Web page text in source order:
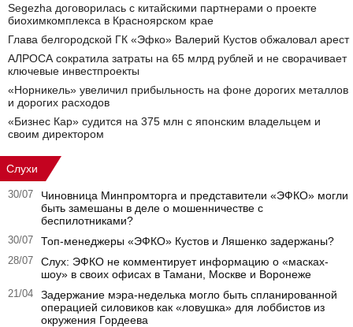
Segezha договорилась с китайскими партнерами о проекте
биохимкомплекса в Красноярском крае
Глава белгородской ГК «Эфко» Валерий Кустов обжаловал арест
АЛРОСА сократила затраты на 65 млрд рублей и не сворачивает
ключевые инвестпроекты
«Норникель» увеличил прибыльность на фоне дорогих металлов
и дорогих расходов
«Бизнес Кар» судится на 375 млн с японским владельцем и
своим директором
Слухи
30/07
Чиновница Минпромторга и представители «ЭФКО» могли
быть замешаны в деле о мошенничестве с
беспилотниками?
30/07 Топ-менеджеры «ЭФКО» Кустов и Ляшенко задержаны?
28/07
Слух: ЭФКО не комментирует информацию о «масках-
шоу» в своих офисах в Тамани, Москве и Воронеже
21/04
Задержание мэра-неделька могло быть спланированной
операцией силовиков как «ловушка» для лоббистов из
окружения Гордеева